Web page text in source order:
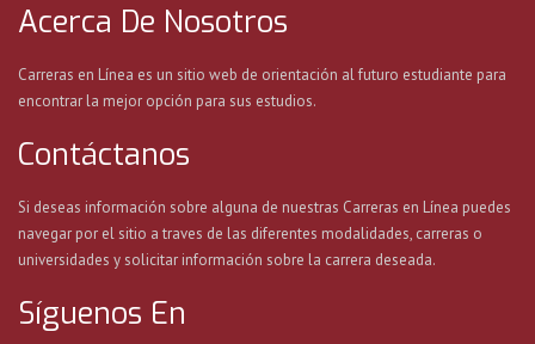
Acerca De Nosotros
Carreras en Línea es un sitio web de orientación al futuro estudiante para
encontrar la mejor opción para sus estudios.
Contáctanos
Si deseas información sobre alguna de nuestras Carreras en Línea puedes
navegar por el sitio a traves de las diferentes modalidades, carreras o
universidades y solicitar información sobre la carrera deseada.
Síguenos En